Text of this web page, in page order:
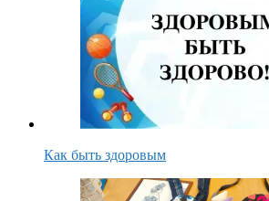
Как быть здоровым